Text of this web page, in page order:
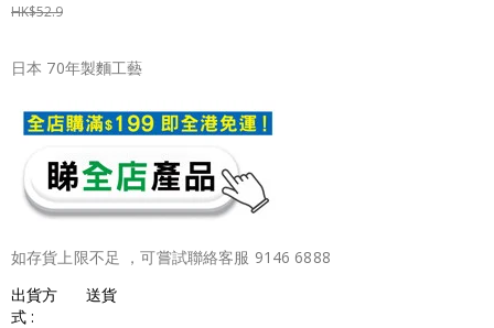
HK$52.9
日本 70年製麵工藝
如存貨上限不足 ，可嘗試聯絡客服 9146 6888
出貨方
式 :
送貨